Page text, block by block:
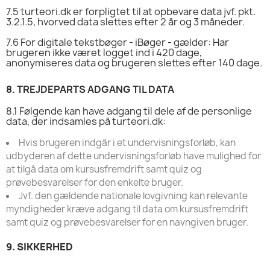
7.5 turteori.dk er forpligtet til at opbevare data jvf. pkt.
3.2.1.5, hvorved data slettes efter 2 år og 3 måneder.
7.6For digitale tekstbøger - iBøger - gælder: Har
brugeren ikke været logget ind i 420 dage,
anonymiseres data og brugeren slettes efter 140 dage.
8.TREJDEPARTS ADGANG TIL DATA
8.1 Følgende kan have adgang til dele af de personlige
data, der indsamles på turteori.dk:
Hvis brugeren indgår i et undervisningsforløb, kan
udbyderen af dette undervisningsforløb have mulighed for
at tilgå data om kursusfremdrift samt quiz og
prøvebesvarelser for den enkelte bruger.
Jvf. den gældende nationale lovgivning kan relevante
myndigheder kræve adgang til data om kursusfremdrift
samt quiz og prøvebesvarelser for en navngiven bruger.
9.SIKKERHED